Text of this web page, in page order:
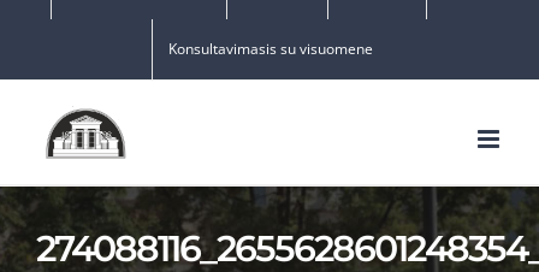
Konsultavimasis su visuomene